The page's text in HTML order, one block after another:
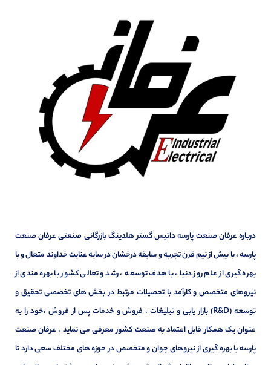
درباره عرفان صنعت پارسه داتیس گستر هلدینگ بازرگانی صنعتی عرفان صنعت
پارسه ، با بیش از نیم قرن تجربه و سابقه درخشان در سایه عنایت خداوند متعال و با
بهره گیری از علم روز دنیا ، با هدف توسعه ، رشد و تعالی کشور با بهره مندی از
نیروهای متخصص و کارآمد با تحصیلات مرتبط در بخش های تخصصی تحقیق و
توسعه (R&D) بازار یابی و تبلیغات ، فروش و خدمات پس از فروش ،خود را به
عنوان یک همکار قابل اعتماد به صنعت کشور معرفی می نماید . عرفان صنعت
پارسه با بهره گیری از نیروهای جوان و متخصص در حوزه های مختلف سعی دارد تا